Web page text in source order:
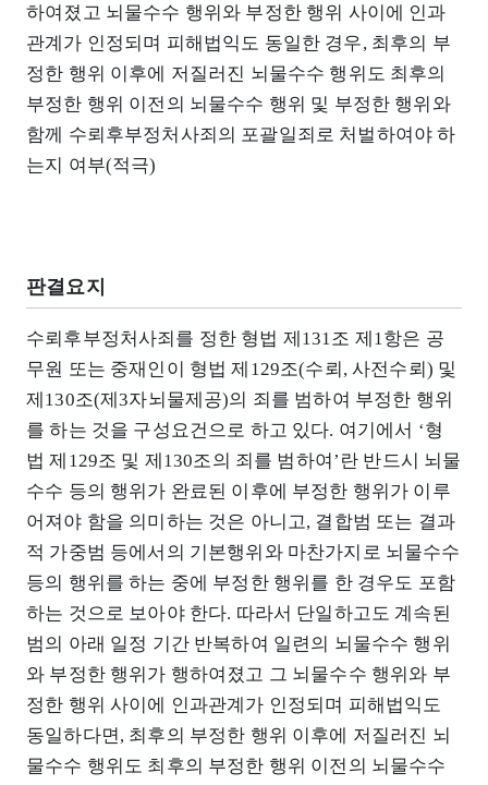
하여졌고 뇌물수수 행위와 부정한 행위 사이에 인과
관계가 인정되며 피해법익도 동일한 경우, 최후의 부
정한 행위 이후에 저질러진 뇌물수수 행위도 최후의
부정한 행위 이전의 뇌물수수 행위 및 부정한 행위와
함께 수뢰후부정처사죄의 포괄일죄로 처벌하여야 하
는지 여부(적극)
판결요지
수뢰후부정처사죄를 정한 형법 제131조 제1항은 공
무원 또는 중재인이 형법 제129조(수뢰, 사전수뢰) 및
제130조(제3자뇌물제공)의 죄를 범하여 부정한 행위
를 하는 것을 구성요건으로 하고 있다. 여기에서 ‘형
법 제129조 및 제130조의 죄를 범하여’란 반드시 뇌물
수수 등의 행위가 완료된 이후에 부정한 행위가 이루
어져야 함을 의미하는 것은 아니고, 결합범 또는 결과
적 가중범 등에서의 기본행위와 마찬가지로 뇌물수수
등의 행위를 하는 중에 부정한 행위를 한 경우도 포함
하는 것으로 보아야 한다. 따라서 단일하고도 계속된
범의 아래 일정 기간 반복하여 일련의 뇌물수수 행위
와 부정한 행위가 행하여졌고 그 뇌물수수 행위와 부
정한 행위 사이에 인과관계가 인정되며 피해법익도
동일하다면, 최후의 부정한 행위 이후에 저질러진 뇌
물수수 행위도 최후의 부정한 행위 이전의 뇌물수수